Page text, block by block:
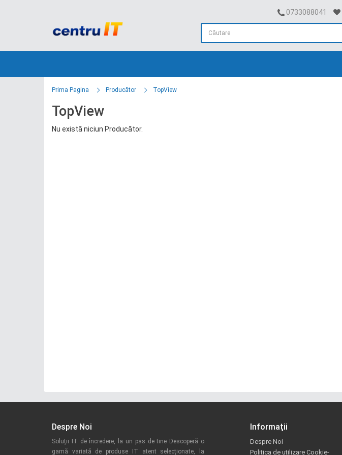
0733088041
Prima Pagina Producător TopView
TopView
Nu există niciun Producător.
Despre Noi
Soluții IT de încredere, la un pas de tine Descoperă o
gamă variată de produse IT atent selecționate, la
Informaţii
Despre Noi
Politica de utilizare Cookie-